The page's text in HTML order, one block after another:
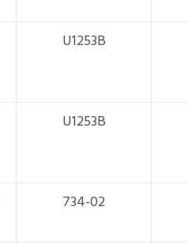
U1253B
U1253B
734-02